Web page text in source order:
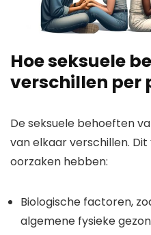
Hoe seksuele
verschillen per
De seksuele behoeften
van elkaar verschillen.
oorzaken hebben:
Biologische factoren,
algemene fysieke